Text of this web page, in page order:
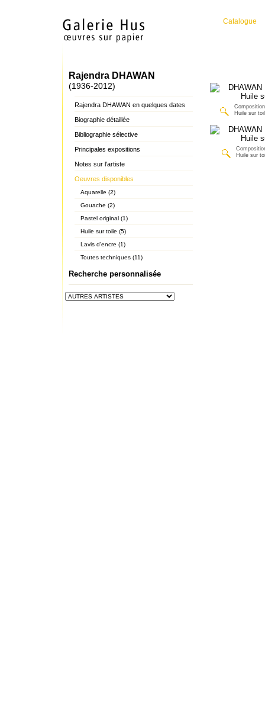
Catalogue
Rajendra DHAWAN
(1936-2012)
Rajendra DHAWAN en quelques dates
Biographie détaillée
Bibliographie sélective
Principales expositions
Notes sur l'artiste
Oeuvres disponibles
Aquarelle (2)
Gouache (2)
Pastel original (1)
Huile sur toile (5)
Lavis d'encre (1)
Toutes techniques (11)
Recherche personnalisée
Huile sur
Huile sur